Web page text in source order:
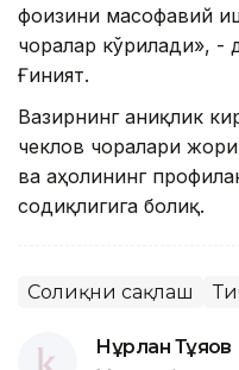
фоизини масофавий
чоралар кўрилади»,
Ғиният.
Вазирнинг аниқлик
чеклов чоралари
ва аҳолининг
содиқлигига боғлиқ.
Соғлиқни сақлаш
Нұрлан Тұяқов